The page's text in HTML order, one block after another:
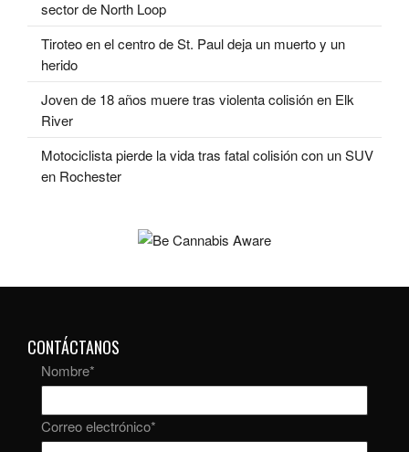
sector de North Loop
Tiroteo en el centro de St. Paul deja un muerto y un
herido
Joven de 18 años muere tras violenta colisión en Elk
River
Motociclista pierde la vida tras fatal colisión con un SUV
en Rochester
CONTÁCTANOS
Nombre*
Correo electrónico*